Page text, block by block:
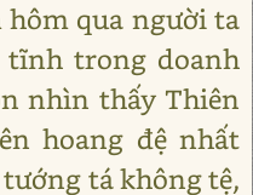
qua người ta
tĩnh trong doanh
nhìn thấy Thiên
hoang đệ nhất
tướng tá không tệ,